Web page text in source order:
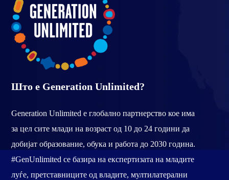
Што е Generation Unlimited?
Generation Unlimited е глобално партнерство кое има
за цел сите млади на возраст од 10 до 24 години да
добијат образование, обука и работа до 2030 година.
#GenUnlimited се базира на експертизата на младите
луѓе, претставниците од владите, мултилатерални